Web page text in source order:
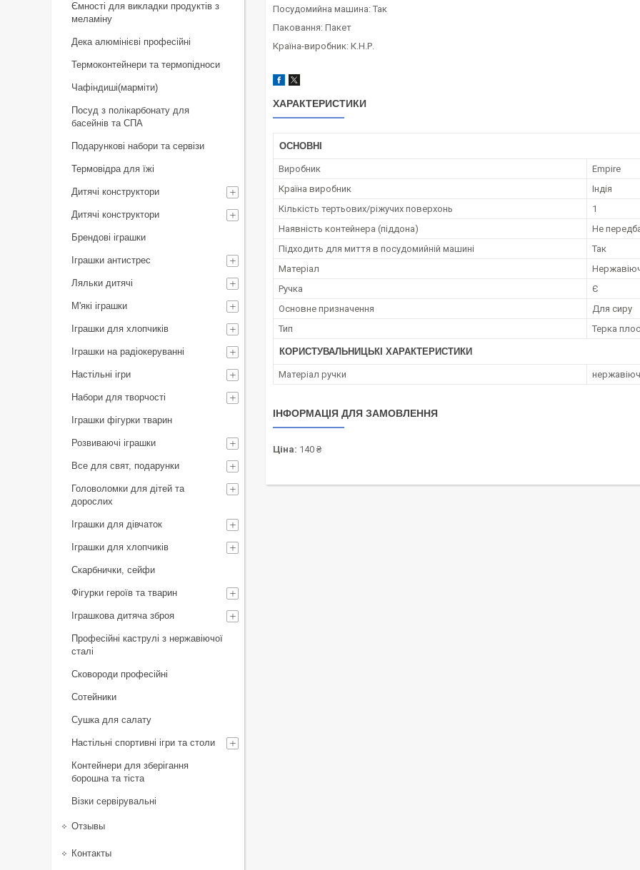
Посудомийна машина: Так
Паковання: Пакет
Країна-виробник: К.Н.Р.
ХАРАКТЕРИСТИКИ
ОСНОВНІ
Виробник
Empire
Країна виробник
Індія
Кількість тертьових/ріжучих поверхонь
1
Наявність контейнера (піддона)
Не
Підходить для миття в посудомийній машині
Так
Матеріал
Ручка
Є
Основне призначення
Для сиру
Тип
Терка
КОРИСТУВАЛЬНИЦЬКІ ХАРАКТЕРИСТИКИ
Матеріал ручки
ІНФОРМАЦІЯ ДЛЯ ЗАМОВЛЕННЯ
Ціна: 140 ₴
Ємності для викладки продуктів з
меламіну
Дека алюмінієві професійні
Термоконтейнери та термопідноси
Чафіндиші(марміти)
Посуд з полікарбонату для
басейнів та СПА
Подарункові набори та сервізи
Термовідра для їжі
Дитячі конструктори
Дитячі конструктори
Брендові іграшки
Іграшки антистрес
Ляльки дитячі
М'які іграшки
Іграшки для хлопчиків
Іграшки на радіокеруванні
Настільні ігри
Набори для творчості
Іграшки фігурки тварин
Розвиваючі іграшки
Все для свят, подарунки
Головоломки для дітей та
дорослих
Іграшки для дівчаток
Іграшки для хлопчиків
Скарбнички, сейфи
Фігурки героїв та тварин
Іграшкова дитяча зброя
Професійні каструлі з нержавіючої
сталі
Сковороди професійні
Сотейники
Сушка для салату
Настільні спортивні ігри та столи
Контейнери для зберігання
борошна та тіста
Візки сервірувальні
Отзывы
Контакты